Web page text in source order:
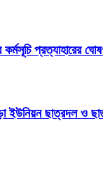
প্রত্যাহারের
ছাত্রদল ও